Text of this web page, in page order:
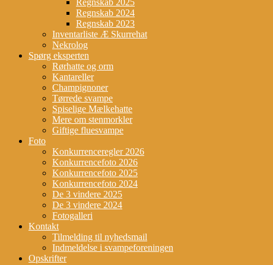
Regnskab 2025
Regnskab 2024
Regnskab 2023
Inventarliste Æ Skurrehat
Nekrolog
Spørg eksperten
Rørhatte og orm
Kantareller
Champignoner
Tørrede svampe
Spiselige Mælkehatte
Mere om stenmorkler
Giftige fluesvampe
Foto
Konkurrenceregler 2026
Konkurrencefoto 2026
Konkurrencefoto 2025
Konkurrencefoto 2024
De 3 vindere 2025
De 3 vindere 2024
Fotogalleri
Kontakt
Tilmelding til nyhedsmail
Indmeldelse i svampeforeningen
Opskrifter